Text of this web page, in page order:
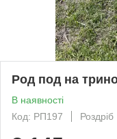
Род под на
В наявності
Код: РП197
Роздріб